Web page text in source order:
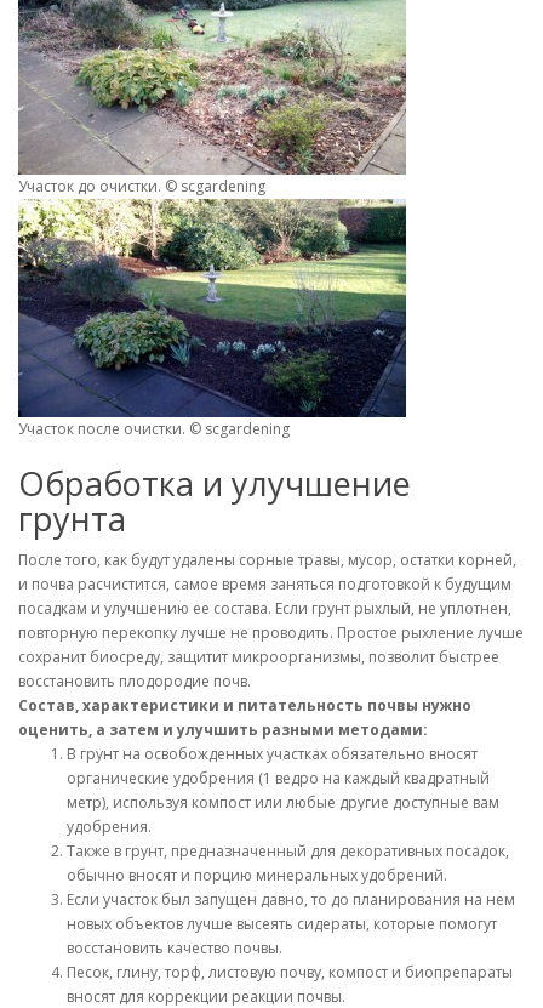
Участок до очистки. © scgardening
Участок после очистки. © scgardening
Обработка и улучшение
грунта
После того, как будут удалены сорные травы, мусор, остатки корней,
и почва расчистится, самое время заняться подготовкой к будущим
посадкам и улучшению ее состава. Если грунт рыхлый, не уплотнен,
повторную перекопку лучше не проводить. Простое рыхление лучше
сохранит биосреду, защитит микроорганизмы, позволит быстрее
восстановить плодородие почв.
Состав, характеристики и питательность почвы нужно
оценить, а затем и улучшить разными методами:
В грунт на освобожденных участках обязательно вносят
органические удобрения (1 ведро на каждый квадратный
метр), используя компост или любые другие доступные вам
удобрения.
Также в грунт, предназначенный для декоративных посадок,
обычно вносят и порцию минеральных удобрений.
Если участок был запущен давно, то до планирования на нем
новых объектов лучше высеять сидераты, которые помогут
восстановить качество почвы.
Песок, глину, торф, листовую почву, компост и биопрепараты
вносят для коррекции реакции почвы.